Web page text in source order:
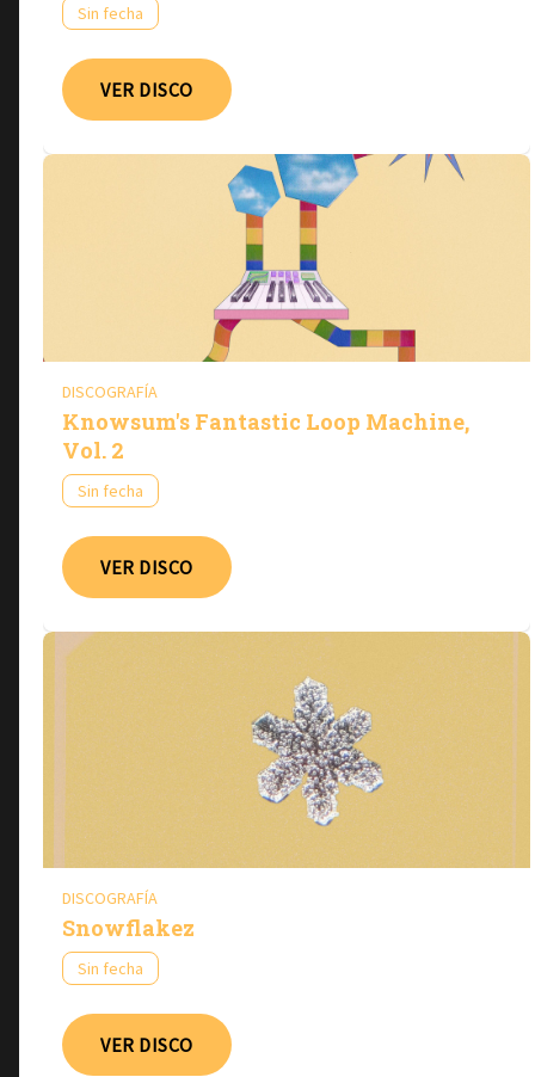
Sin fecha
VER DISCO
DISCOGRAFÍA
Knowsum's Fantastic Loop Machine,
Vol. 2
Sin fecha
VER DISCO
DISCOGRAFÍA
Snowflakez
Sin fecha
VER DISCO